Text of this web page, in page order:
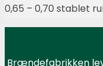
0,65 – 0,70 stablet
Brændefabrikken